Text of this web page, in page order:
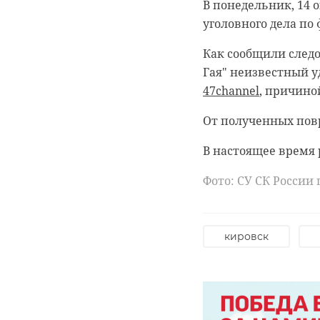
В понедельник, 14
уголовного дела
Как сообщили
Гая" неизвестный
47channel,
От полученных
В настоящее время
Фото: СУ СК России
кировск
0:00 / 0:00
В
0:00 / 0:00